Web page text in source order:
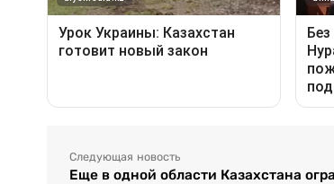
Следующая новость
Еще в одной области Казахстана